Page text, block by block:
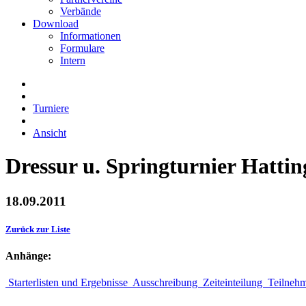
Verbände
Download
Informationen
Formulare
Intern
Turniere
Ansicht
Dressur u. Springturnier
18.09.2011
Zurück zur Liste
Anhänge:
Starterlisten und Ergebnisse Ausschreibung Zeiteinteilung